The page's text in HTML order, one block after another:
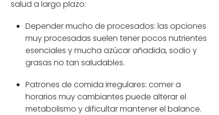
salud a largo plazo:
Depender mucho de procesados: las opciones
muy procesadas suelen tener pocos nutrientes
esenciales y mucha azúcar añadida, sodio y
grasas no tan saludables.
Patrones de comida irregulares: comer a
horarios muy cambiantes puede alterar el
metabolismo y dificultar mantener el balance.